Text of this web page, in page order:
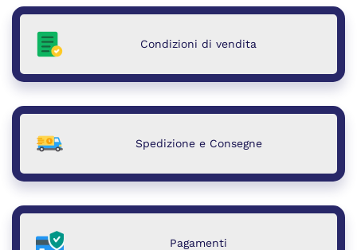
Condizioni di vendita
Spedizione e Consegne
Pagamenti